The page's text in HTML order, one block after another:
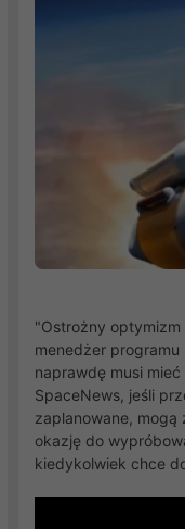
"Ostrożny optymizm
menedżer programu
naprawdę musi
SpaceNews, jeśli
zaplanowane, mogą
okazję do
kiedykolwiek chce